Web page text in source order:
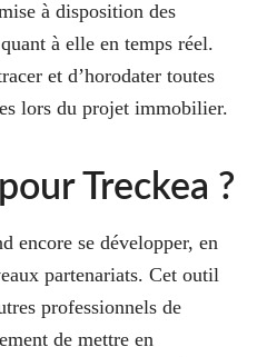
à disposition des
à elle en temps réel.
et d’horodater toutes
lors du projet immobilier.
Treckea ?
encore se développer, en
partenariats. Cet outil
professionnels de
de mettre en